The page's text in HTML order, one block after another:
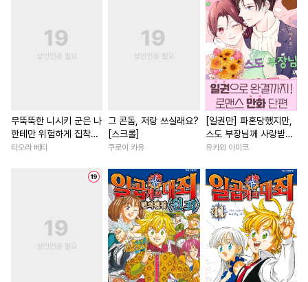
학원/캠퍼스
#후방주의 #순진수
#회귀물 #문란공 #강공
웹툰단행본
평범공
BDSM #능글수
주종관계
능력공
오메가버스
배틀연애 #우정 # 능욕
섹스파트너 #
절륜남
짝사랑 # 계약관계
연예계 #철벽남 # 재회
다각관계 #성장물
#
학원/캠퍼스 #다정남
환생물 #현대물 #영상
#현대물 #능글남 #직진
#연애/결혼 # 연애/결혼
#애증관계 #회귀물
#조신남 #친구 #게임
#첫사랑 #다정남 절륜
무뚝뚝한 니시키 군은 나
한테만 위험하게 집착
[단행본]
타오라 베티
그 콘돔, 저랑 쓰실래요?
[스크롤]
쿠로이 카유
[일권만] 파혼당했지만,
스도 부장님께 사랑받고
있습니다 [단행본]
유카와 아미코